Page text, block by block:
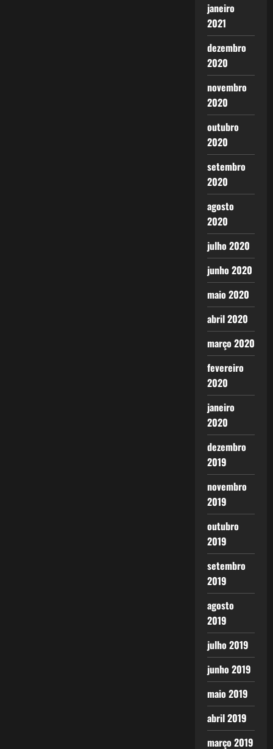
janeiro
2021
dezembro
2020
novembro
2020
outubro
2020
setembro
2020
agosto
2020
julho 2020
junho 2020
maio 2020
abril 2020
março 2020
fevereiro
2020
janeiro
2020
dezembro
2019
novembro
2019
outubro
2019
setembro
2019
agosto
2019
julho 2019
junho 2019
maio 2019
abril 2019
março 2019